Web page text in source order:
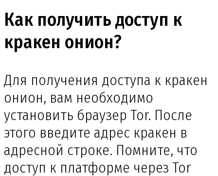
Как получить доступ к
кракен онион?
Для получения доступа к кракен
онион, вам необходимо
установить браузер Tor. После
этого введите адрес кракен в
адресной строке. Помните, что
доступ к платформе через Tor